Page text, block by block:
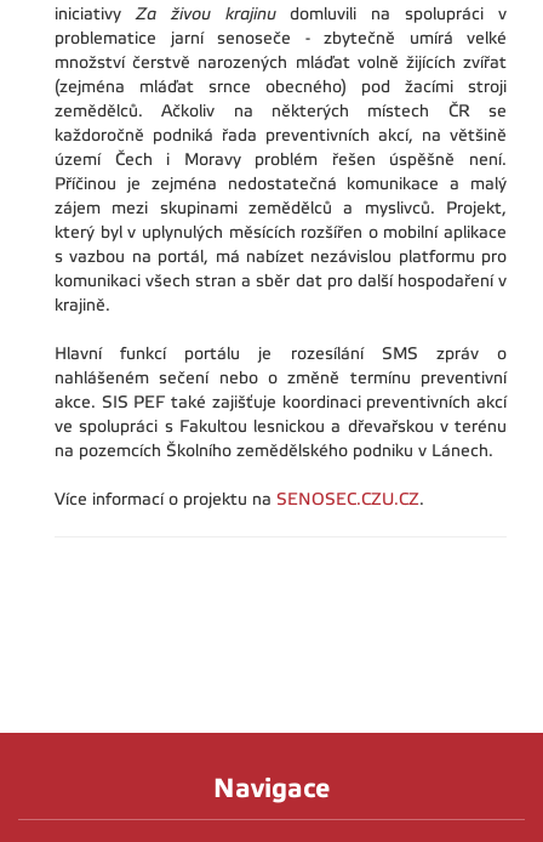
iniciativyZa živou krajinudomluvili na spolupráci v
problematice jarní senoseče - zbytečně umírá velké
množství čerstvě narozených mláďat volně žijících zvířat
(zejména mláďat srnce obecného) pod žacími stroji
zemědělců. Ačkoliv na některých místech ČR se
každoročně podniká řada preventivních akcí, na většině
území Čech i Moravy problém řešen úspěšně není.
Příčinou je zejména nedostatečná komunikace a malý
zájem mezi skupinami zemědělců a myslivců. Projekt,
který byl v uplynulých měsících rozšířen o mobilní aplikace
s vazbou na portál, má nabízet nezávislou platformu pro
komunikaci všech stran a sběr dat pro další hospodaření v
krajině.
Hlavní funkcí portálu je rozesílání SMS zpráv o
nahlášeném sečení nebo o změně termínu preventivní
akce. SIS PEF také zajišťuje koordinaci preventivních akcí
ve spolupráci s Fakultou lesnickou a dřevařskou v terénu
na pozemcích Školního zemědělského podniku v Lánech.
Více informací o projektu na SENOSEC.CZU.CZ.
Navigace